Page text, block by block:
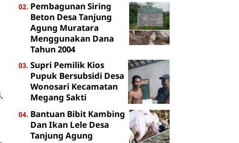
Pembagunan Siring
Beton Desa Tanjung
Agung Muratara
Menggunakan Dana
Tahun 2004
Supri Pemilik Kios
Pupuk Bersubsidi Desa
Wonosari Kecamatan
Megang Sakti
Bantuan Bibit Kambing
Dan Ikan Lele Desa
Tanjung Agung